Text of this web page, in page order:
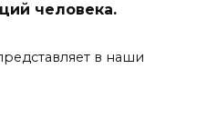
человека.
в наши